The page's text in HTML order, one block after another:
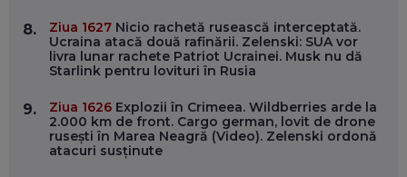
PROCESE, DAR CE FACEM CÂND PICĂ BAZA DE DATE, LA
INSTITUȚIILE STATULUI?
EP. 53
VOICU OPREAN (AROBS): CUM CONSTRUIEȘTI O COMPANIE
GLOBALĂ, FĂRĂ SĂ PIERZI LEGĂTURA CU COMUNITATEA
TA LOCALĂ - ȘI CE SĂ DAI ÎNAPOI
EP. 52
8. Ziua 1627 Nicio rachetă rusească interceptată.
Ucraina atacă două rafinării. Zelenski: SUA vor
livra lunar rachete Patriot Ucrainei. Musk nu dă
Starlink pentru lovituri în Rusia
9. Ziua 1626 Explozii în Crimeea. Wildberries arde la
2.000 km de front. Cargo german, lovit de drone
rusești în Marea Neagră (Video). Zelenski ordonă
atacuri susținute